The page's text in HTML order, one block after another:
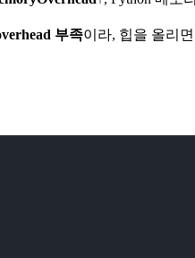
부족이라, 힙을 올리